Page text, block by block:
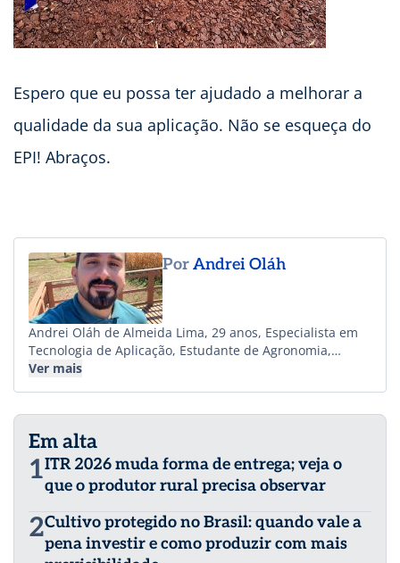
Espero que eu possa ter ajudado a melhorar a
qualidade da sua aplicação. Não se esqueça do
EPI! Abraços.
PorAndrei Oláh
Andrei Oláh de Almeida Lima, 29 anos, Especialista em
Tecnologia de Aplicação, Estudante de Agronomia,
Empresário e Criador de Conteúdo no perfil @agrooficial
fornece materiais e insumos que auxiliam na calibração
e aferição de pulverizadores de diversas culturas. Desde
pequeno vivenciou a agricultura junto ao seu pai,
andando de trator em meio a plantações de soja, milho,
trigo e até mesmo arroz, no estado do Paraná. Desde lá
acompanhou a agricultura em diversos estados do
Brasil, como: Mato Grosso, Mato Grosso do Sul, São
Ver mais
Em alta
1ITR 2026 muda forma de entrega; veja o
que o produtor rural precisa observar
2Cultivo protegido no Brasil: quando vale a
pena investir e como produzir com mais